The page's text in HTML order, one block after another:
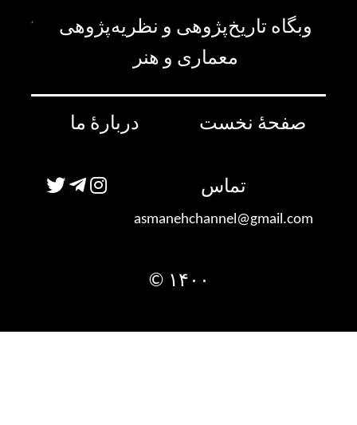
وبگاه تاریخ‌پژوهی و نظریه‌پژوهی
معماری و هنر
صفحۀ نخست دربارۀ ما
تماس
asmanehchannel@gmail.com
۱۴۰۰ ©